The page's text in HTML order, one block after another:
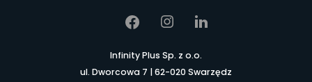
Infinity Plus Sp. z o.o.
ul. Dworcowa 7 | 62-020 Swarzędz